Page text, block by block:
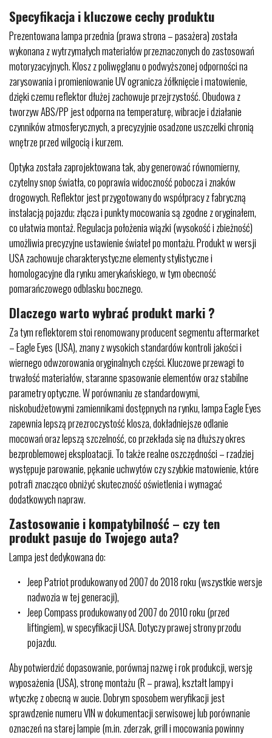
Specyfikacja i kluczowe cechy produktu
Prezentowana lampa przednia (prawa strona – pasażera) została
wykonana z wytrzymałych materiałów przeznaczonych do zastosowań
motoryzacyjnych. Klosz z poliwęglanu o podwyższonej odporności na
zarysowania i promieniowanie UV ogranicza żółknięcie i matowienie,
dzięki czemu reflektor dłużej zachowuje przejrzystość. Obudowa z
tworzyw ABS/PP jest odporna na temperaturę, wibracje i działanie
czynników atmosferycznych, a precyzyjnie osadzone uszczelki chronią
wnętrze przed wilgocią i kurzem.
Optyka została zaprojektowana tak, aby generować równomierny,
czytelny snop światła, co poprawia widoczność pobocza i znaków
drogowych. Reflektor jest przygotowany do współpracy z fabryczną
instalacją pojazdu; złącza i punkty mocowania są zgodne z oryginałem,
co ułatwia montaż. Regulacja położenia wiązki (wysokość i zbieżność)
umożliwia precyzyjne ustawienie świateł po montażu. Produkt w wersji
USA zachowuje charakterystyczne elementy stylistyczne i
homologacyjne dla rynku amerykańskiego, w tym obecność
pomarańczowego odblasku bocznego.
Dlaczego warto wybrać produkt marki ?
Za tym reflektorem stoi renomowany producent segmentu aftermarket
– Eagle Eyes (USA), znany z wysokich standardów kontroli jakości i
wiernego odwzorowania oryginalnych części. Kluczowe przewagi to
trwałość materiałów, staranne spasowanie elementów oraz stabilne
parametry optyczne. W porównaniu ze standardowymi,
niskobudżetowymi zamiennikami dostępnych na rynku, lampa Eagle Eyes
zapewnia lepszą przezroczystość klosza, dokładniejsze odlanie
mocowań oraz lepszą szczelność, co przekłada się na dłuższy okres
bezproblemowej eksploatacji. To także realne oszczędności – rzadziej
występuje parowanie, pękanie uchwytów czy szybkie matowienie, które
potrafi znacząco obniżyć skuteczność oświetlenia i wymagać
dodatkowych napraw.
Zastosowanie i kompatybilność – czy ten
produkt pasuje do Twojego auta?
Lampa jest dedykowana do:
Jeep Patriot produkowany od 2007 do 2018 roku (wszystkie wersje
nadwozia w tej generacji),
Jeep Compass produkowany od 2007 do 2010 roku (przed
liftingiem), w specyfikacji USA. Dotyczy prawej strony przodu
pojazdu.
Aby potwierdzić dopasowanie, porównaj nazwę i rok produkcji, wersję
wyposażenia (USA), stronę montażu (R – prawa), kształt lampy i
wtyczkę z obecną w aucie. Dobrym sposobem weryfikacji jest
sprawdzenie numeru VIN w dokumentacji serwisowej lub porównanie
oznaczeń na starej lampie (m.in. zderzak, grill i mocowania powinny